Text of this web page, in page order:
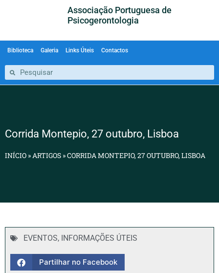
Associação Portuguesa de
Psicogerontologia
Biblioteca Galeria Links Úteis Contactos
Corrida Montepio, 27 outubro, Lisboa
INÍCIO » ARTIGOS »CORRIDA MONTEPIO, 27 OUTUBRO, LISBOA
EVENTOS, INFORMAÇÕES ÚTEIS
Partilhar no Facebook